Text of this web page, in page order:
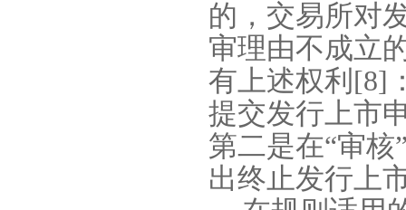
的，交易所对
审理由不成立
有上述权利 [8]
提交发行上市
第二是在“审
出终止发行上